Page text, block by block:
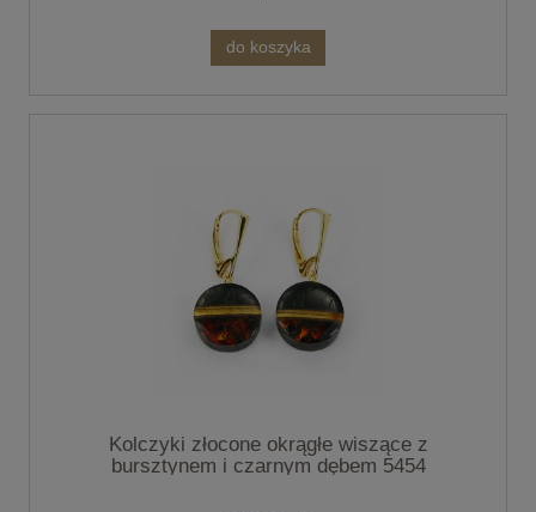
do koszyka
Kolczyki złocone okrągłe wiszące z
bursztynem i czarnym dębem 5454